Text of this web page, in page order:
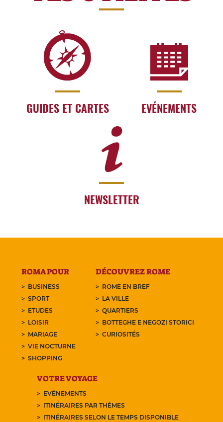
GUIDES ET CARTES EVÉNEMENTS
NEWSLETTER
ROMA POUR
BUSINESS
SPORT
ETUDES
LOISIR
MARIAGE
VIE NOCTURNE
SHOPPING
DÉCOUVREZ ROME
ROME EN BREF
LA VILLE
QUARTIERS
BOTTEGHE E NEGOZI STORICI
CURIOSITÉS
VOTRE VOYAGE
EVÉNEMENTS
ITINÉRAIRES PAR THÈMES
ITINÉRAIRES SELON LE TEMPS DISPONIBLE